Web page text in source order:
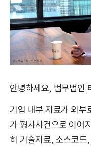
안녕하세요, 법무법인
기업 내부 자료가 외부
가 형사사건으로 이어
히 기술자료, 소스코드